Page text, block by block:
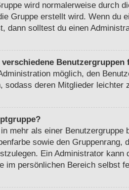
wird normalerweise durch
Gruppe erstellt wird. Wenn du
dann solltest du einen
verschiedene
möglich, den
sodass deren Mitglieder leichter
mehr als einer Benutzergruppe
sowie den Gruppenrang,
Ein Administrator kann
im persönlichen Bereich selbst